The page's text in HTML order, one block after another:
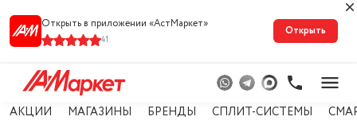
Открыть в приложении «АстМарке‪т‬»
41
Открыть
АКЦИИ МАГАЗИНЫ БРЕНДЫ СПЛИТ-СИСТЕМЫ